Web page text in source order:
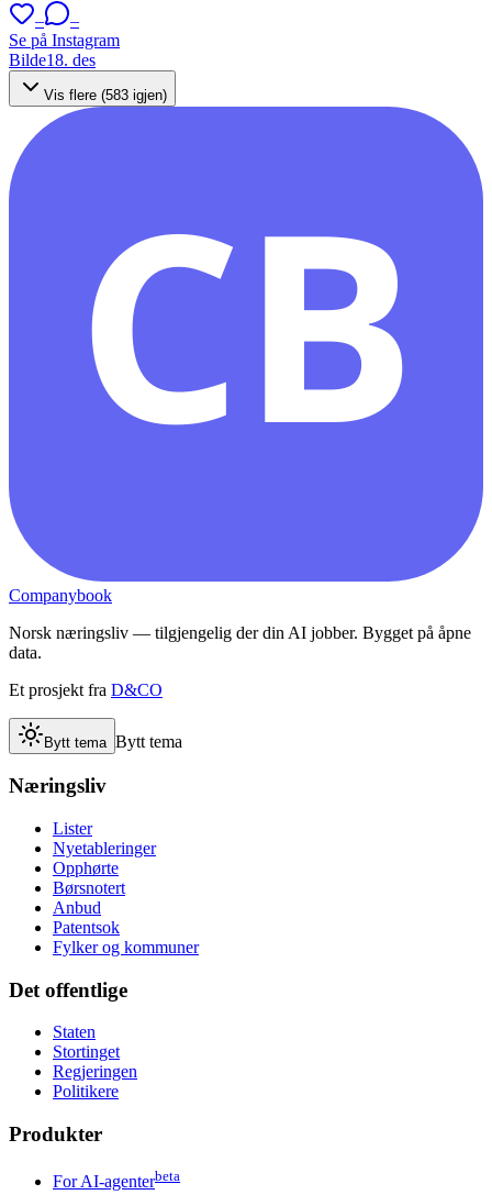
–
–
Se på Instagram
Bilde18. des
Vis flere (583 igjen)
CB
Companybook
Norsk næringsliv — tilgjengelig der din AI jobber. Bygget på åpne
data.
Et prosjekt fra D&CO
Bytt tema Bytt tema
Næringsliv
Lister
Nyetableringer
Opphørte
Børsnotert
Anbud
Patentsok
Fylker og kommuner
Det offentlige
Staten
Stortinget
Regjeringen
Politikere
Produkter
For AI-agenterbeta